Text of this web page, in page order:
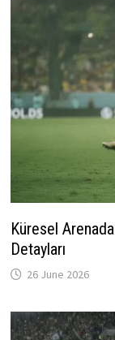
Küresel
Detayları
26 June 2026